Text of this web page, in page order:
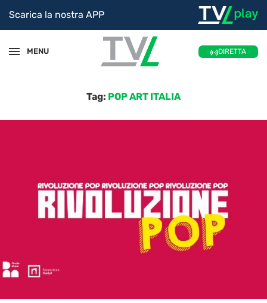
Scarica la nostra APP
MENU DIRETTA
Tag: POP ART ITALIA